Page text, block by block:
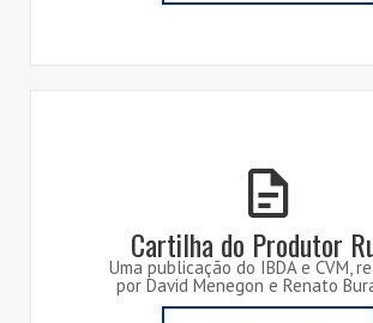
Cartilha do Produtor
Uma publicação do IBDA e CVM,
por David Menegon e Renato